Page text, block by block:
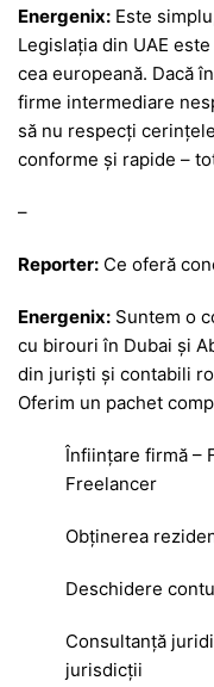
Energenix: Este
Legislația din UAE
cea europeană. Dacă
firme intermediare
să nu respecți
conforme și rapide –
–
Reporter: Ce oferă
Energenix: Suntem o
cu birouri în Dubai și
din juriști și contabili
Oferim un pachet
Înființare firmă –
Freelancer
Obținerea
Deschidere
Consultanță
jurisdicții